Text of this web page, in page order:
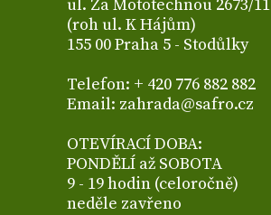
ul. Za Mototechnou 2673/11
(roh ul. K Hájům)
155 00 Praha 5 - Stodůlky
Telefon: + 420 776 882 882
Email: zahrada@safro.cz
OTEVÍRACÍ DOBA:
PONDĚLÍ až SOBOTA
9 - 19 hodin (celoročně)
neděle zavřeno